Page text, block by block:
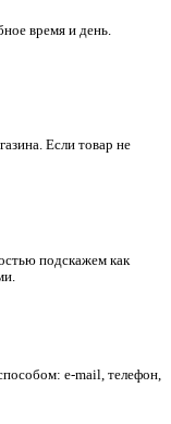
время и день.
Если товар не
подскажем как
e-mail, телефон,